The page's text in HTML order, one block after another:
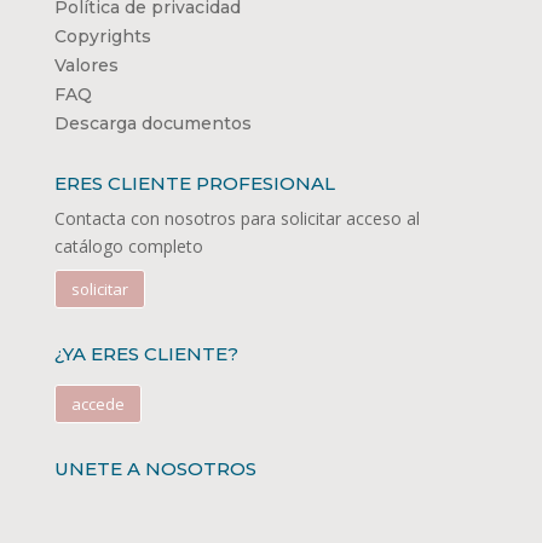
Política de privacidad
Copyrights
Valores
FAQ
Descarga documentos
ERES CLIENTE PROFESIONAL
Contacta con nosotros para solicitar acceso al
catálogo completo
solicitar
¿YA ERES CLIENTE?
accede
UNETE A NOSOTROS